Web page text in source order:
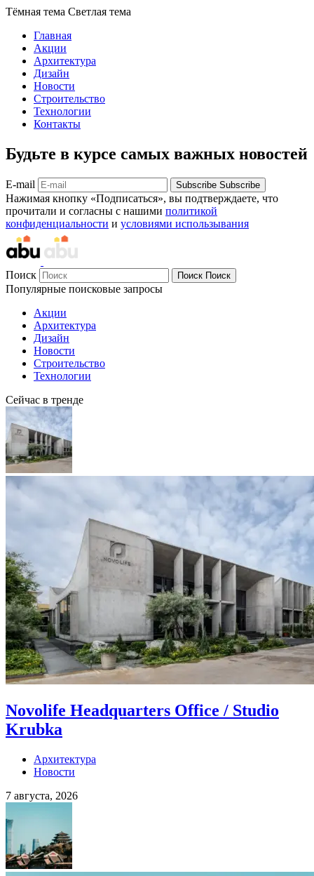
Тёмная тема Светлая тема
Главная
Акции
Архитектура
Дизайн
Новости
Строительство
Технологии
Контакты
Будьте в курсе самых важных новостей
E-mail Subscribe Subscribe
Нажимая кнопку «Подписаться», вы подтверждаете, что
прочитали и согласны с нашими политикой
конфиденциальности и условиями использывания
Поиск Поиск Поиск
Популярные поисковые запросы
Акции
Архитектура
Дизайн
Новости
Строительство
Технологии
Сейчас в тренде
Novolife Headquarters Office / Studio
Krubka
Архитектура
Новости
7 августа, 2026